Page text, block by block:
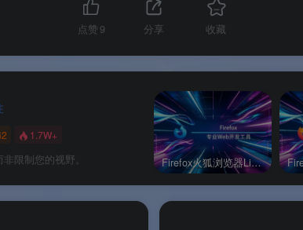
软件。Mozilla 提供多个版本以满足不同用户需求。
定价
免费
点赞 9 分享 收藏
1.7W+
限制您的视野。 Firefox火狐浏览器Linux开发者版